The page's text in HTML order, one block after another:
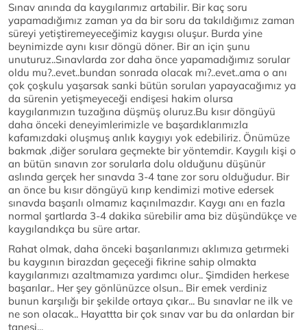
Sınav anında da kaygılarımız artabilir. Bir kaç soru
yapamadığımız zaman ya da bir soru da takıldığımız zaman
süreyi yetiştiremeyeceğimiz kaygısı oluşur. Burda yine
beynimizde aynı kısır döngü döner. Bir an için şunu
unuturuz..Sınavlarda zor daha önce yapamadığımız sorular
oldu mu?..evet..bundan sonrada olacak mı?..evet..ama o anı
çok çoşkulu yaşarsak sanki bütün soruları yapayacağımız ya
da sürenin yetişmeyeceği endişesi hakim olursa
kaygılarımızın tuzağına düşmüş oluruz.Bu kısır döngüyü
daha önceki deneyimlerimizle ve başardıklarımızla
kafamızdaki oluşmuş anlık kaygıyı yok edebiliriz. Önümüze
bakmak ,diğer sorulara geçmekte bir yöntemdir. Kaygılı kişi o
an bütün sınavın zor sorularla dolu olduğunu düşünür
aslında gerçek her sınavda 3-4 tane zor soru olduğudur. Bir
an önce bu kısır döngüyü kırıp kendimizi motive edersek
sınavda başarılı olmamız kaçınılmazdır. Kaygı anı en fazla
normal şartlarda 3-4 dakika sürebilir ama biz düşündükçe ve
kaygılandıkça bu süre artar.
Rahat olmak, daha önceki başarılarımızı aklımıza getırmeki
bu kaygının birazdan geçeceği fikrine sahip olmakta
kaygılarımızı azaltmamıza yardımcı olur.. Şimdiden herkese
başarılar.. Her şey gönlünüzce olsun.. Bir emek verdiniz
bunun karşılığı bir şekilde ortaya çıkar... Bu sınavlar ne ilk ve
ne son olacak.. Hayattta bir çok sınav var bu da onlardan bir
tanesi...